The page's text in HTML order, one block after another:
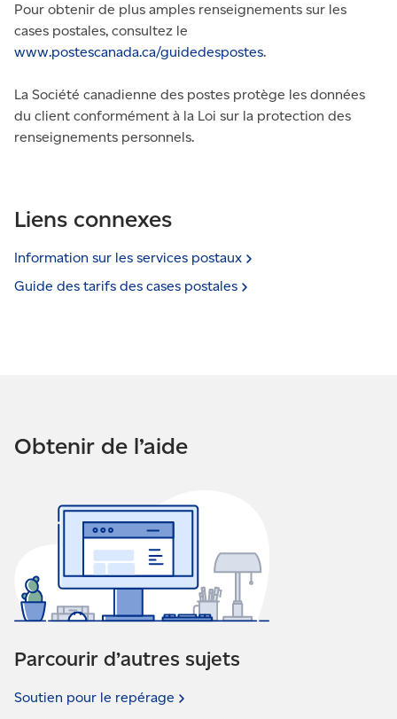
Pour obtenir de plus amples renseignements sur les
cases postales, consultez le
www.postescanada.ca/guidedespostes.
La Société canadienne des postes protège les données
du client conformément à la Loi sur la protection des
renseignements personnels.
Liens connexes
Information sur les services postaux
Guide des tarifs des cases postales
Obtenir de l’aide
Parcourir d’autres sujets
Soutien pour le repérage